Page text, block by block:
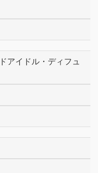
アイドル・ディフュ